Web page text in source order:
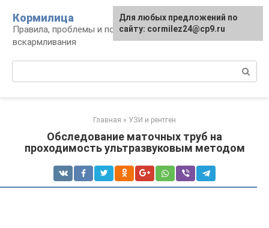
контенту
Кормилица
Правила, проблемы и польза грудного
вскармливания
Главная » УЗИ и рентген
Обследование маточных труб на
проходимость ультразвуковым методом
Для любых предложений по
сайту: cormilez24@cp9.ru